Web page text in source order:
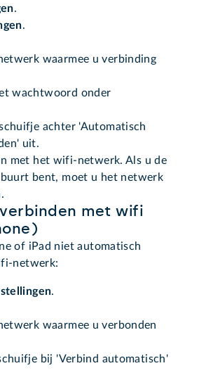
.
.
waarmee u verbinding
wachtwoord onder
achter 'Automatisch
uit.
met het wifi-netwerk. Als u de
bent, moet u het netwerk
met wifi
of iPad niet automatisch
netwerk:
.
waarmee u verbonden
bij 'Verbind automatisch'